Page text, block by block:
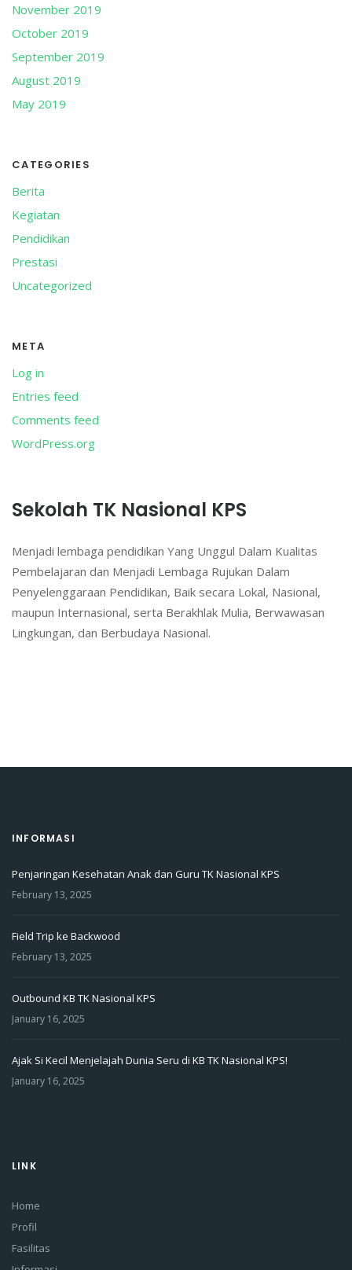
November 2019
October 2019
September 2019
August 2019
May 2019
CATEGORIES
Berita
Kegiatan
Pendidikan
Prestasi
Uncategorized
META
Log in
Entries feed
Comments feed
WordPress.org
Sekolah TK Nasional KPS
Menjadi lembaga pendidikan Yang Unggul Dalam Kualitas
Pembelajaran dan Menjadi Lembaga Rujukan Dalam
Penyelenggaraan Pendidikan, Baik secara Lokal, Nasional,
maupun Internasional, serta Berakhlak Mulia, Berwawasan
Lingkungan, dan Berbudaya Nasional.
INFORMASI
Penjaringan Kesehatan Anak dan Guru TK Nasional KPS
February 13, 2025
Field Trip ke Backwood
February 13, 2025
Outbound KB TK Nasional KPS
January 16, 2025
Ajak Si Kecil Menjelajah Dunia Seru di KB TK Nasional KPS!
January 16, 2025
LINK
Home
Profil
Fasilitas